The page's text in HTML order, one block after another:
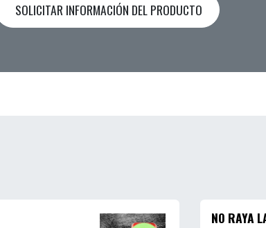
SOLICITAR INFORMACIÓN DEL PRODUCTO
NO RAYA